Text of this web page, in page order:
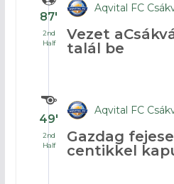
87′
2nd
Half
Aqvital FC
Vezet
talál be
49′
2nd
Half
Aqvital FC
Gazdag
centikkel